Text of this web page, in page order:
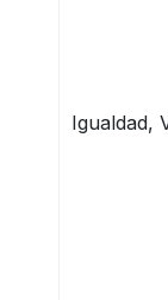
Igualdad,